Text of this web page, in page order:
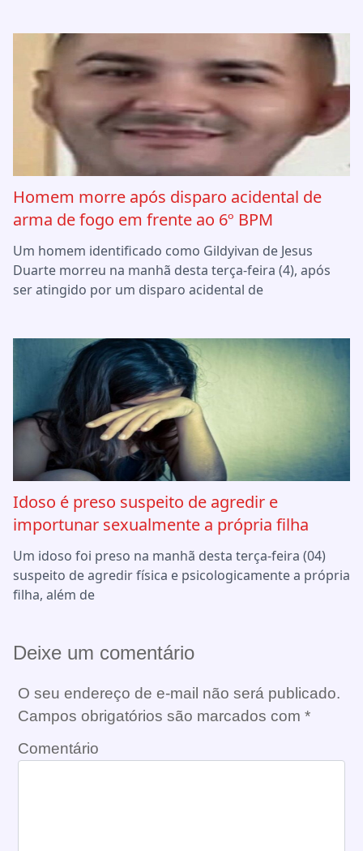
Homem morre após disparo acidental de
arma de fogo em frente ao 6º BPM
Um homem identificado como Gildyivan de Jesus
Duarte morreu na manhã desta terça-feira (4), após
ser atingido por um disparo acidental de
Idoso é preso suspeito de agredir e
importunar sexualmente a própria filha
Um idoso foi preso na manhã desta terça-feira (04)
suspeito de agredir física e psicologicamente a própria
filha, além de
Deixe um comentário
O seu endereço de e-mail não será publicado.
Campos obrigatórios são marcados com *
Comentário